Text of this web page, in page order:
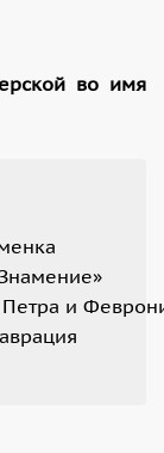
во имя
Петра и